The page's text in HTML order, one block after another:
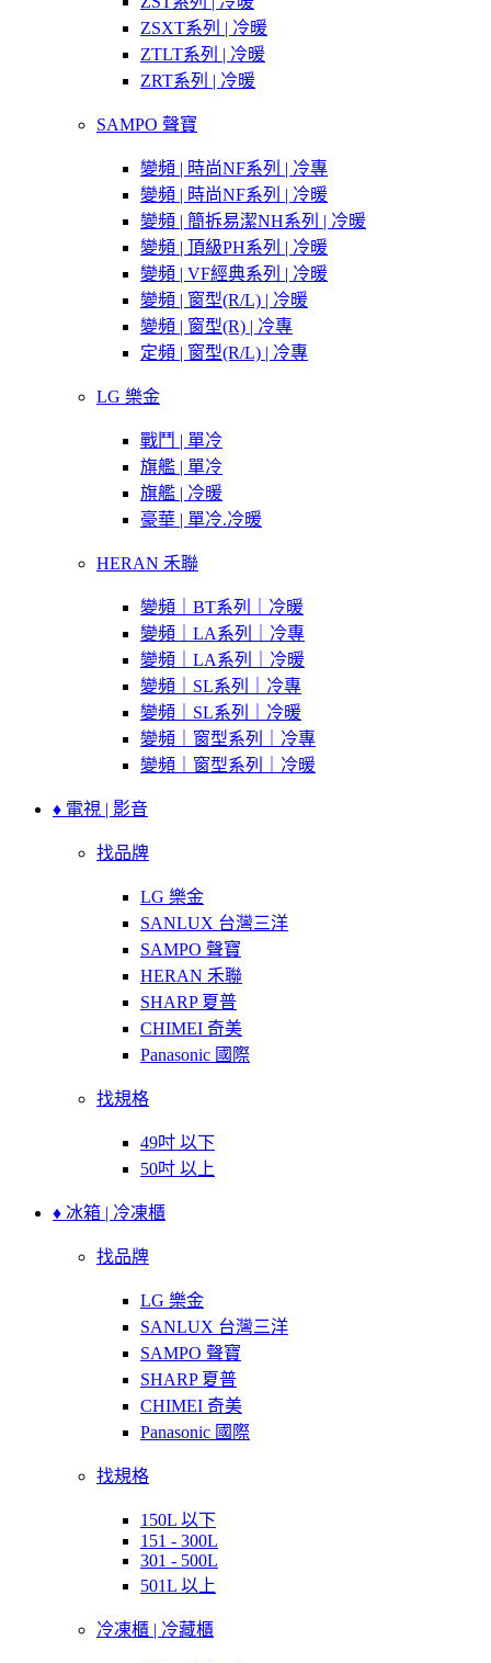
ZSXT系列 | 冷暖
ZTLT系列 | 冷暖
ZRT系列 | 冷暖
SAMPO 聲寶
變頻 | 時尚NF系列 | 冷專
變頻 | 時尚NF系列 | 冷暖
變頻 | 簡拆易潔NH系列 | 冷暖
變頻 | 頂級PH系列 | 冷暖
變頻 | VF經典系列 | 冷暖
變頻 | 窗型(R/L) | 冷暖
變頻 | 窗型(R) | 冷專
定頻 | 窗型(R/L) | 冷專
LG 樂金
戰鬥 | 單冷
旗艦 | 單冷
旗艦 | 冷暖
豪華 | 單冷.冷暖
HERAN 禾聯
變頻｜BT系列｜冷暖
變頻｜LA系列｜冷專
變頻｜LA系列｜冷暖
變頻｜SL系列｜冷專
變頻｜SL系列｜冷暖
變頻｜窗型系列｜冷專
變頻｜窗型系列｜冷暖
♦ 電視 | 影音
找品牌
LG 樂金
SANLUX 台灣三洋
SAMPO 聲寶
HERAN 禾聯
SHARP 夏普
CHIMEI 奇美
Panasonic 國際
找規格
49吋 以下
50吋 以上
♦ 冰箱 | 冷凍櫃
找品牌
LG 樂金
SANLUX 台灣三洋
SAMPO 聲寶
SHARP 夏普
CHIMEI 奇美
Panasonic 國際
找規格
150L 以下
151 - 300L
301 - 500L
501L 以上
冷凍櫃 | 冷藏櫃